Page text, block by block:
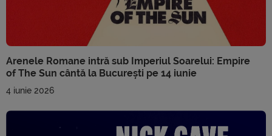
Arenele Romane intră sub Imperiul Soarelui: Empire
of The Sun cântă la București pe 14 iunie
4 iunie 2026